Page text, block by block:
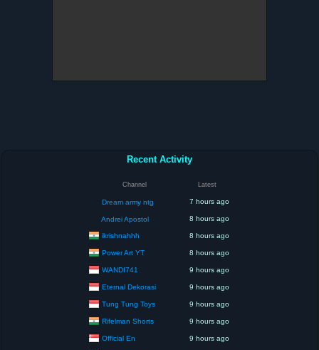
Recent Activity
Channel Latest
Dream army ntg 7 hours ago
Andrei Apostol 8 hours ago
ikrishnahhh 8 hours ago
Power Art YT 8 hours ago
WANDI741 9 hours ago
Eternal Dekorasi 9 hours ago
Tung Tung Toys 9 hours ago
Rifelman Shorts 9 hours ago
Official En 9 hours ago